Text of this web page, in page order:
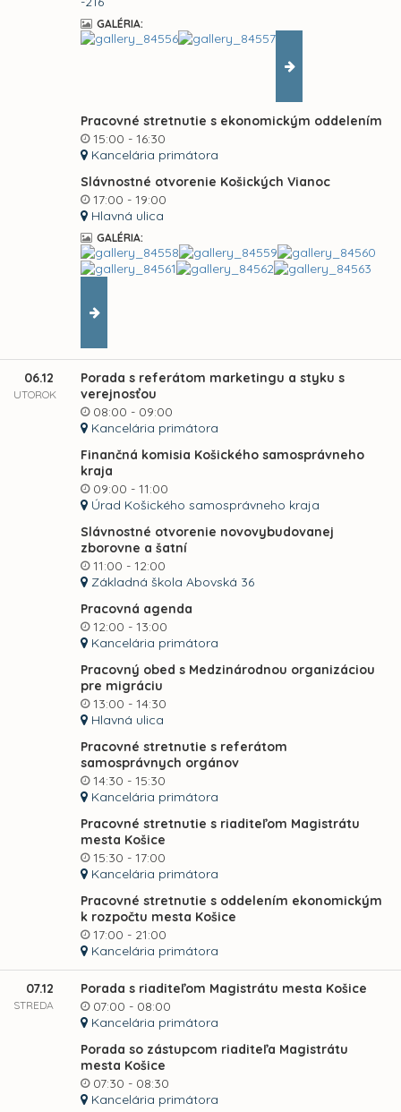
GALÉRIA:
Pracovné stretnutie s ekonomickým oddelením
15:00 - 16:30
Kancelária primátora
Slávnostné otvorenie Košických Vianoc
17:00 - 19:00
Hlavná ulica
GALÉRIA:
06.12
UTOROK
Porada s referátom marketingu a styku s
verejnosťou
08:00 - 09:00
Kancelária primátora
Finančná komisia Košického samosprávneho
kraja
09:00 - 11:00
Úrad Košického samosprávneho kraja
Slávnostné otvorenie novovybudovanej
zborovne a šatní
11:00 - 12:00
Základná škola Abovská 36
Pracovná agenda
12:00 - 13:00
Kancelária primátora
Pracovný obed s Medzinárodnou organizáciou
pre migráciu
13:00 - 14:30
Hlavná ulica
Pracovné stretnutie s referátom
samosprávnych orgánov
14:30 - 15:30
Kancelária primátora
Pracovné stretnutie s riaditeľom Magistrátu
mesta Košice
15:30 - 17:00
Kancelária primátora
Pracovné stretnutie s oddelením ekonomickým
k rozpočtu mesta Košice
17:00 - 21:00
Kancelária primátora
07.12
STREDA
Porada s riaditeľom Magistrátu mesta Košice
07:00 - 08:00
Kancelária primátora
Porada so zástupcom riaditeľa Magistrátu
mesta Košice
07:30 - 08:30
Kancelária primátora